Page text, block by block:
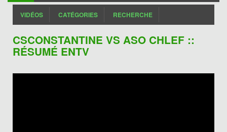
VIDÉOS CATÉGORIES RECHERCHE
CSCONSTANTINE VS ASO CHLEF ::
RÉSUMÉ ENTV